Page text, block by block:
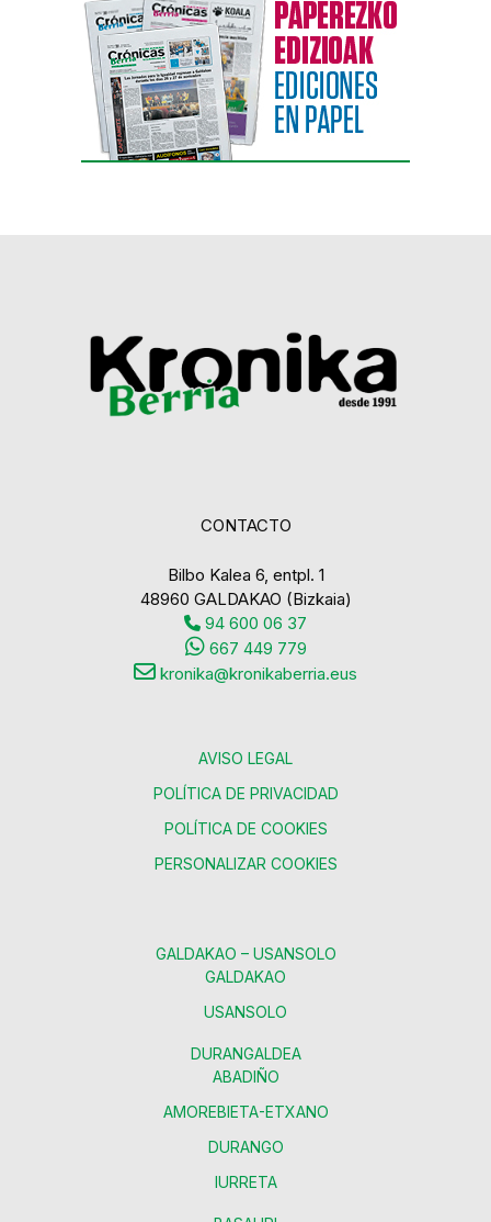
CONTACTO
Bilbo Kalea 6, entpl. 1
48960 GALDAKAO (Bizkaia)
94 600 06 37
667 449 779
kronika@kronikaberria.eus
AVISO LEGAL
POLÍTICA DE PRIVACIDAD
POLÍTICA DE COOKIES
PERSONALIZAR COOKIES
GALDAKAO – USANSOLO
GALDAKAO
USANSOLO
DURANGALDEA
ABADIÑO
AMOREBIETA-ETXANO
DURANGO
IURRETA